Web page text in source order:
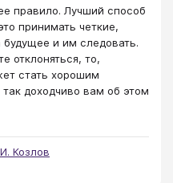
правило. Лучший способ
принимать четкие,
и им следовать.
отклоняться, то,
стать хорошим
доходчиво вам об этом
Козлов